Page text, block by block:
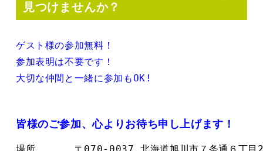
見つけませんか？
ゲスト様の参加無料！
参加表明は不要です！
皆様のご参加、心よりお待ち申し上げます！